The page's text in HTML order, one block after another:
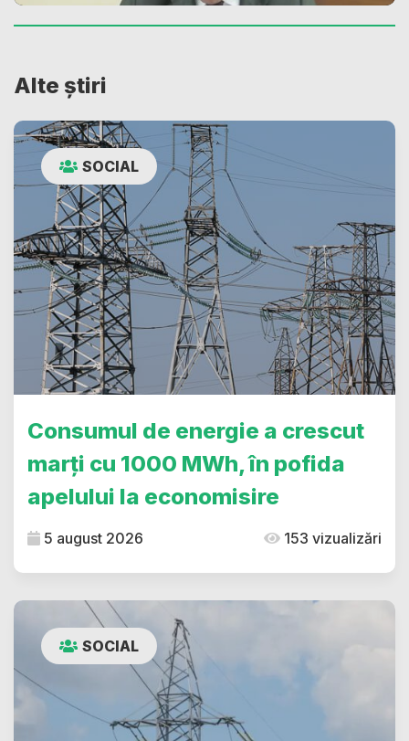
Alte știri
SOCIAL
Consumul de energie a crescut
marți cu 1000 MWh, în pofida
apelului la economisire
5 august 2026 153 vizualizări
SOCIAL